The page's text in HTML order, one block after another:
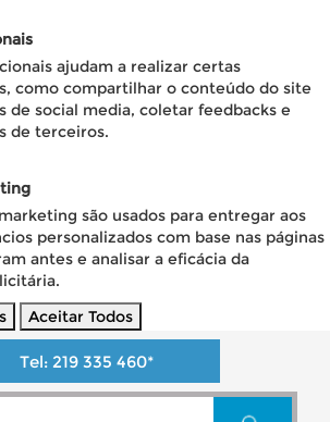
ajudam a realizar certas
como compartilhar o conteúdo do site
de social media, coletar feedbacks e
de terceiros.
são usados para entregar aos
personalizados com base nas páginas
antes e analisar a eficácia da
Aceitar Todos
Tel: 219 335 460*